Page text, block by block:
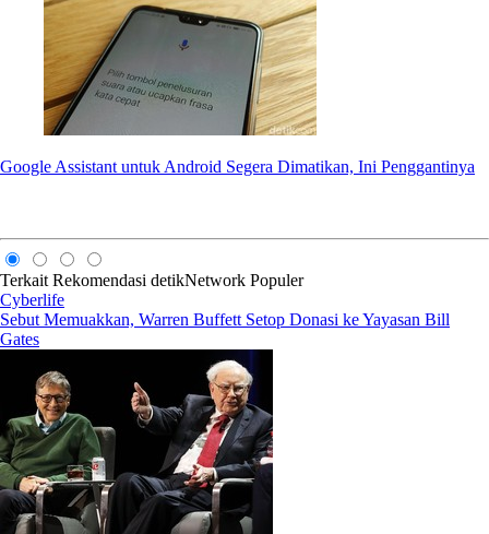
Google Assistant untuk Android Segera Dimatikan, Ini Penggantinya
Terkait Rekomendasi detikNetwork Populer
Cyberlife
Sebut Memuakkan, Warren Buffett Setop Donasi ke Yayasan Bill
Gates